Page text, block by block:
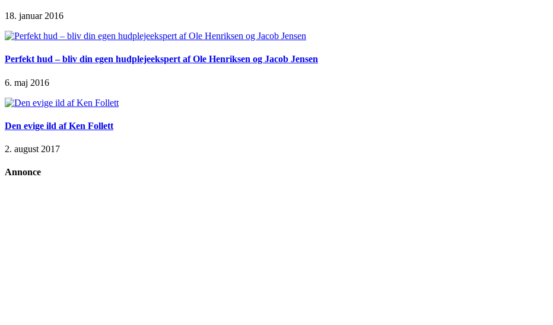
18. januar 2016
Perfekt hud – bliv din egen hudplejeekspert af Ole Henriksen og Jacob Jensen
6. maj 2016
Den evige ild af Ken Follett
2. august 2017
Annonce